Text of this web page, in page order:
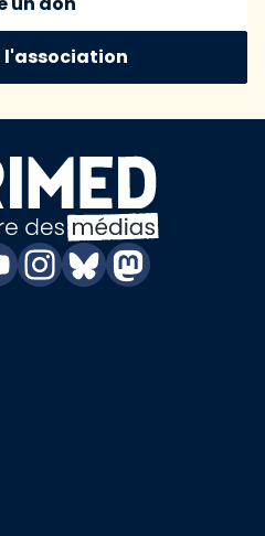
l'association